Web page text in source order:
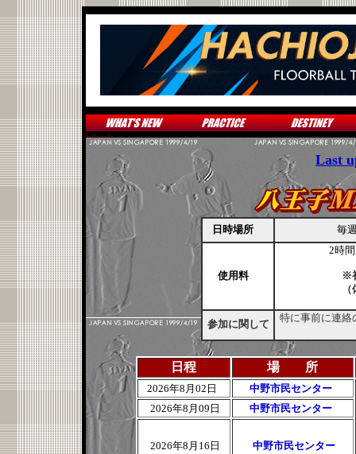
Last
日時場所 毎
使用料
2時
※
参加に関して
特に事前に連絡
日程 場 所
2026年8月02日
中野市民センター
2026年8月09日
中野市民センター
2026年8月16日 中野市民センター